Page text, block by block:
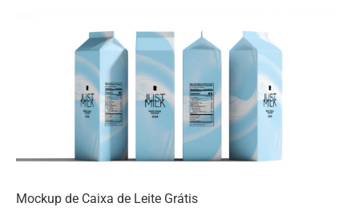
Mockup de Caixa de Leite Grátis